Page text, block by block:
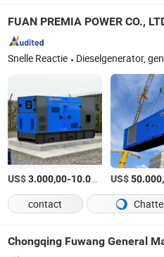
FUAN PREMIA POWER CO.,
Snelle Reactie Dieselgenerator, generator, stille generator, stille dieselgenerator, generator set,
US$3.000,00-10.000,00 /Set
US$
contact